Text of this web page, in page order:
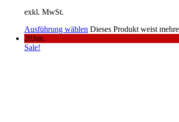
exkl. MwSt.
Ausführung wählen Dieses Produkt weist
20Jan.
Sale!